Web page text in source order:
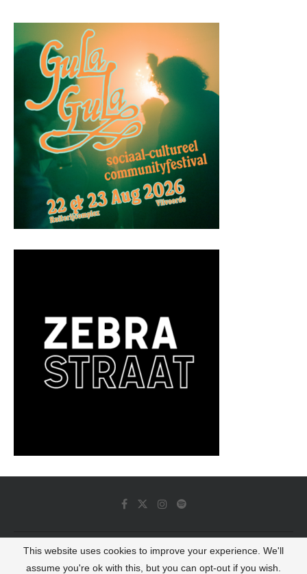
© 2022 - Luminous Dash All Rights Reserved
This website uses cookies to improve your experience. We'll
assume you're ok with this, but you can opt-out if you wish.